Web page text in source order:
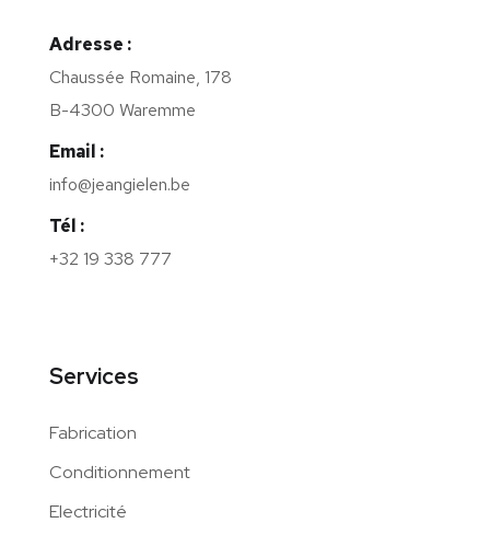
Adresse :
Chaussée Romaine, 178
B-4300 Waremme
Email :
info@jeangielen.be
Tél :
+32 19 338 777
Services
Fabrication
Conditionnement
Electricité